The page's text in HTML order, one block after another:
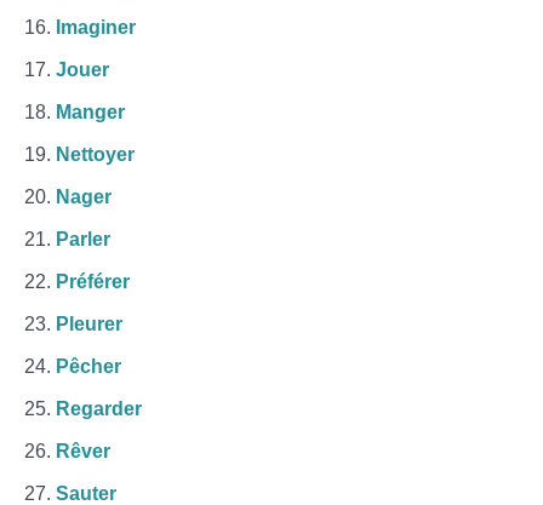
Imaginer
Jouer
Manger
Nettoyer
Nager
Parler
Préférer
Pleurer
Pêcher
Regarder
Rêver
Sauter